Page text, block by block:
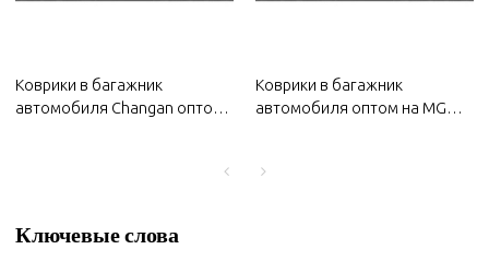
Коврики в багажник
автомобиля Changan оптом
для Changan
Коврики в багажник
автомобиля оптом на MG
солнцезащитный, легко
Ключевые слова